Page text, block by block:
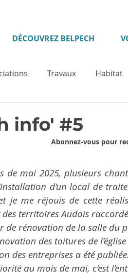
DÉCOUVREZ BELPECH
Travaux Habitat
Solidarité
Citoyenneté
info' #5
Abonnez-vous pour
de mai 2025, plusieurs
d’un local de
je me réjouis de cette
des territoires Audois
de rénovation de la salle du
des toitures de
au mois de mai, c’est